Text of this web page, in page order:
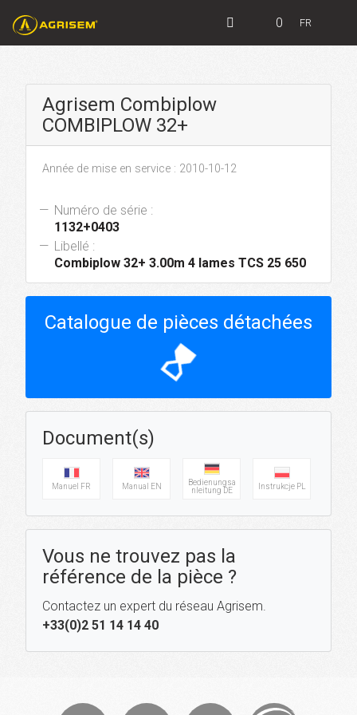
0 FR
Agrisem Combiplow
COMBIPLOW 32+
Année de mise en service : 2010-10-12
Numéro de série :
1132+0403
Libellé :
Combiplow 32+ 3.00m 4 lames TCS 25 650
Catalogue de pièces détachées
hourglass_top
Document(s)
Manuel FR Manual EN
Bedienungsa
nleitung DE
Instrukcje PL
Vous ne trouvez pas la
référence de la pièce ?
Contactez un expert du réseau Agrisem.
+33(0)2 51 14 14 40